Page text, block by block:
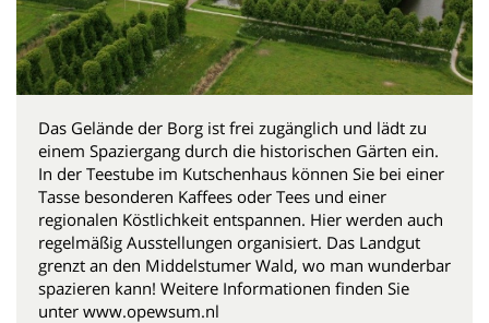
Das Gelände der Borg ist frei zugänglich und lädt zu
einem Spaziergang durch die historischen Gärten ein.
In der Teestube im Kutschenhaus können Sie bei einer
Tasse besonderen Kaffees oder Tees und einer
regionalen Köstlichkeit entspannen. Hier werden auch
regelmäßig Ausstellungen organisiert. Das Landgut
grenzt an den Middelstumer Wald, wo man wunderbar
spazieren kann! Weitere Informationen finden Sie
unter www.opewsum.nl